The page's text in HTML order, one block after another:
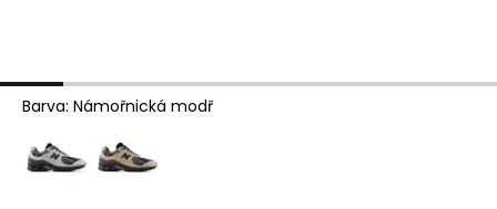
Barva: Námořnická modř